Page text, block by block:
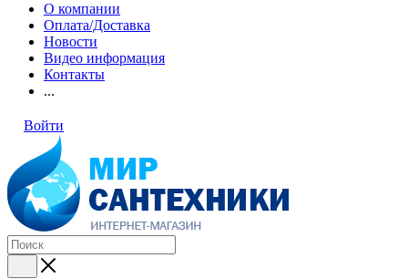
О компании
Оплата/Доставка
Новости
Видео информация
Контакты
...
Войти